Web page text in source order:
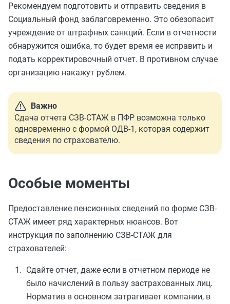
Рекомендуем подготовить и отправить сведения в
Социальный фонд заблаговременно. Это обезопасит
учреждение от штрафных санкций. Если в отчетности
обнаружится ошибка, то будет время ее исправить и
подать корректировочный отчет. В противном случае
организацию накажут рублем.
Важно
Сдача отчета СЗВ-СТАЖ в ПФР возможна только
одновременно с формой ОДВ-1, которая содержит
сведения по страхователю.
Особые моменты
Предоставление пенсионных сведений по форме СЗВ-
СТАЖ имеет ряд характерных нюансов. Вот
инструкция по заполнению СЗВ-СТАЖ для
страхователей:
Сдайте отчет, даже если в отчетном периоде не
было начислений в пользу застрахованных лиц.
Норматив в основном затрагивает компании, в